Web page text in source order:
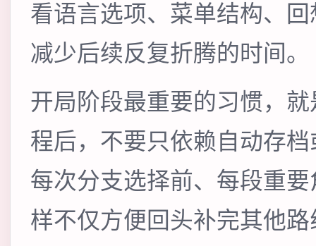
看语言选项、菜单结构、
减少后续反复折腾的时间。
开局阶段最重要的习惯，
程后，不要只依赖自动存
每次分支选择前、每段重
样不仅方便回头补完其他